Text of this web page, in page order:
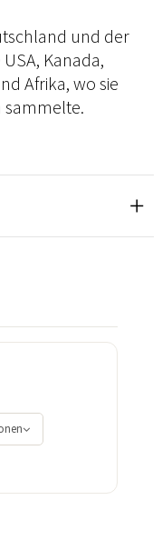
und der
Kanada,
Afrika, wo sie